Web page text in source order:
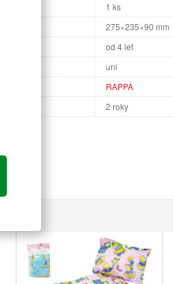
1 ks
275×235×90 mm
od 4 let
uni
RAPPA
2 roky